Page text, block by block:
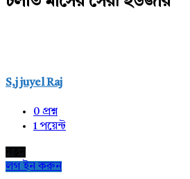
S,j juyel Raj
0 প্রশ্ন
1পয়েন্ট
লগ ইন করুন